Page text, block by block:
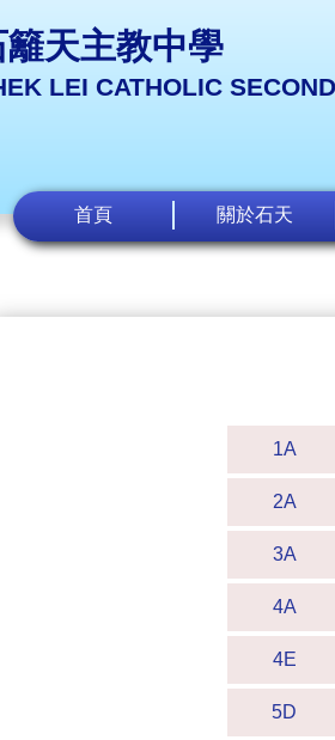
籬天主教中學
LEI CATHOLIC
首頁 關於石天
1A
2A
3A
4A
4E
5D